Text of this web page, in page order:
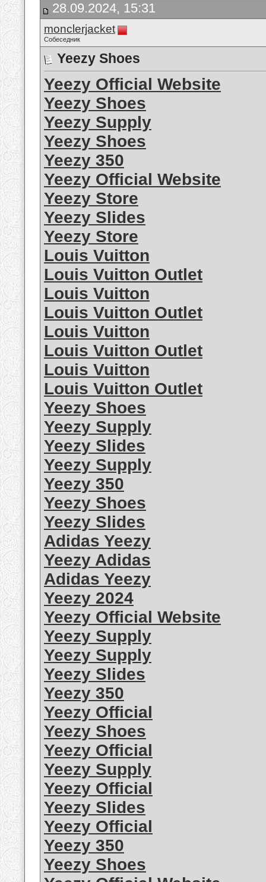
28.09.2024, 15:31
monclerjacket
Собеседник
Yeezy Shoes
Yeezy Official Website
Yeezy Shoes
Yeezy Supply
Yeezy Shoes
Yeezy 350
Yeezy Official Website
Yeezy Store
Yeezy Slides
Yeezy Store
Louis Vuitton
Louis Vuitton Outlet
Louis Vuitton
Louis Vuitton Outlet
Louis Vuitton
Louis Vuitton Outlet
Louis Vuitton
Louis Vuitton Outlet
Yeezy Shoes
Yeezy Supply
Yeezy Slides
Yeezy Supply
Yeezy 350
Yeezy Shoes
Yeezy Slides
Adidas Yeezy
Yeezy Adidas
Adidas Yeezy
Yeezy 2024
Yeezy Official Website
Yeezy Supply
Yeezy Supply
Yeezy Slides
Yeezy 350
Yeezy Official
Yeezy Shoes
Yeezy Official
Yeezy Supply
Yeezy Official
Yeezy Slides
Yeezy Official
Yeezy 350
Yeezy Shoes